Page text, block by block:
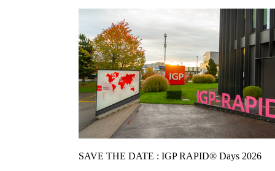
SAVE THE DATE : IGP RAPID® Days 2026